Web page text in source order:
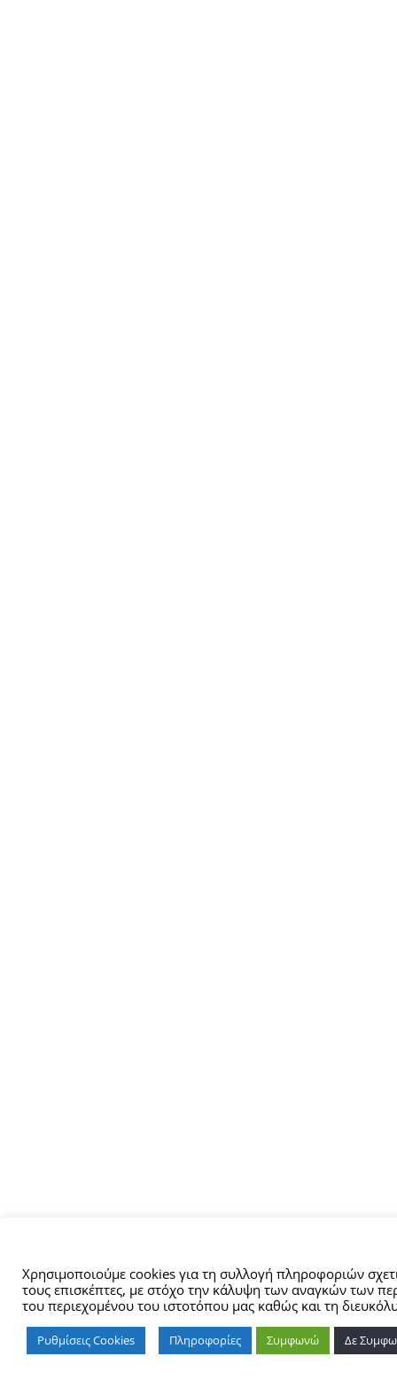
Χρησιμοποιούμε cookies για τη συλλογή πληροφοριών
τους επισκέπτες, με στόχο την κάλυψη των αναγκών των
του περιεχομένου του ιστοτόπου μας καθώς και τη
Ρυθμίσεις Cookies Πληροφορίες Συμφωνώ Δε